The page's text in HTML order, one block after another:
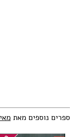
ספרים נוספים מאת